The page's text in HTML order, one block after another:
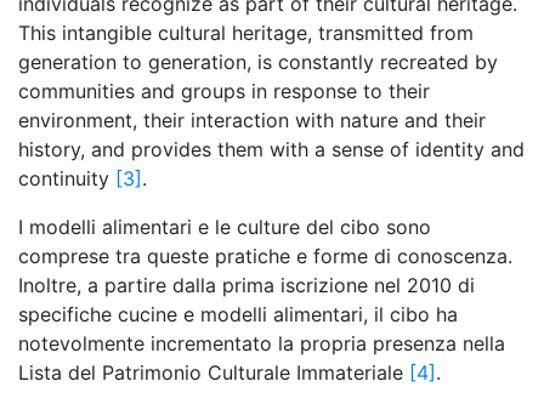
This intangible cultural heritage, transmitted from
generation to generation, is constantly recreated by
communities and groups in response to their
environment, their interaction with nature and their
history, and provides them with a sense of identity and
continuity [3].
I modelli alimentari e le culture del cibo sono
comprese tra queste pratiche e forme di conoscenza.
Inoltre, a partire dalla prima iscrizione nel 2010 di
specifiche cucine e modelli alimentari, il cibo ha
notevolmente incrementato la propria presenza nella
Lista del Patrimonio Culturale Immateriale [4].